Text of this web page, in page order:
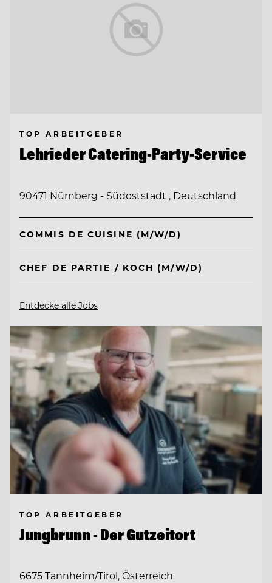
TOP ARBEITGEBER
Lehrieder Catering-Party-Service
90471 Nürnberg - Südoststadt , Deutschland
COMMIS DE CUISINE (M/W/D)
CHEF DE PARTIE / KOCH (M/W/D)
Entdecke alle Jobs
TOP ARBEITGEBER
Jungbrunn - Der Gutzeitort
6675 Tannheim/Tirol, Österreich